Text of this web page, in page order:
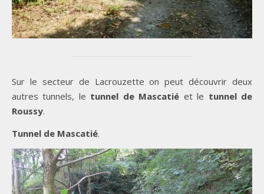
Sur le secteur de Lacrouzette on peut découvrir deux
autres tunnels, le tunnel de Mascatié et le tunnel de
Roussy.
Tunnel de Mascatié.